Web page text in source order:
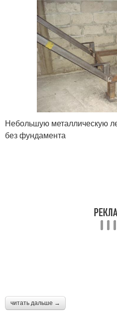
Небольшую металлическую
без фундамента
читать дальше →